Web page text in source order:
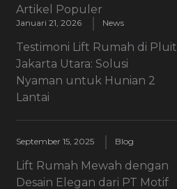
Artikel Populer
Testimoni Lift Rumah di Pluit
Jakarta Utara: Solusi
Nyaman untuk Hunian 2
Lantai
Januari 21, 2026 News
Lift Rumah Mewah dengan
Desain Elegan dari PT Motif
September 15, 2025 Blog